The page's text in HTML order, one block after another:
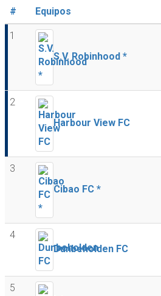
# Equipos
1
S.V. Robinhood *
2
Harbour View FC
3
Cibao FC *
4
Dunbeholden FC
5